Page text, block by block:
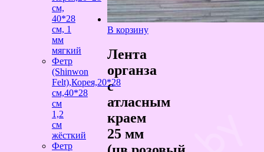
В корзину
Лента
органза
с
атласным
краем
25 мм
см,
40*28
см, 1
мм
мягкий
Фетр
(Shinwon
Felt),Корея,20*28
см,40*28
см
1,2
см
жёсткий
Фетр